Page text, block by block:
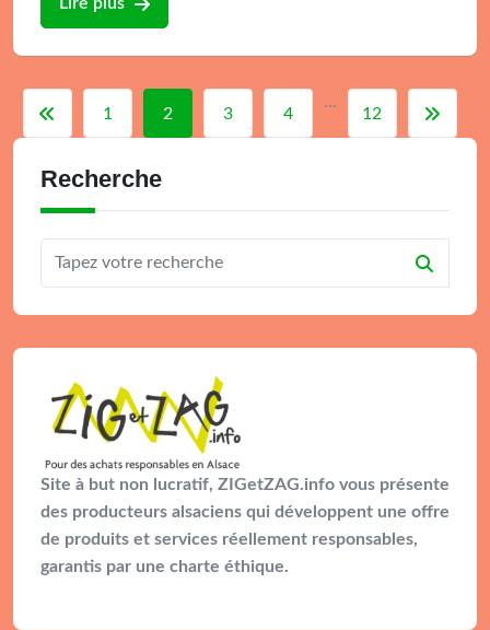
1 2 3 4
...
12
Recherche
Site à but non lucratif, ZIGetZAG.info vous présente
des producteurs alsaciens qui développent une offre
de produits et services réellement responsables,
garantis par une charte éthique.